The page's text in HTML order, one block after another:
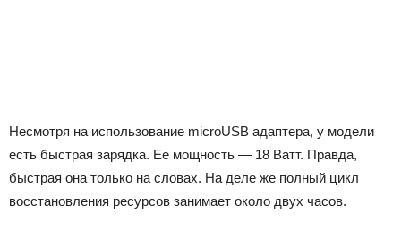
Несмотря на использование microUSB адаптера, у модели
есть быстрая зарядка. Ее мощность — 18 Ватт. Правда,
быстрая она только на словах. На деле же полный цикл
восстановления ресурсов занимает около двух часов.